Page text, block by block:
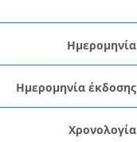
Ημερομηνία
Ημερομηνία έκδοσης
Χρονολογία